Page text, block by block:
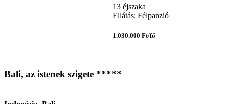
13 éjszaka
Ellátás: Félpanzió
1.030.000 Ft/fő
Bali, az istenek szigete *****